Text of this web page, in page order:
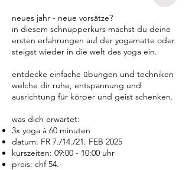
neues jahr - neue vorsätze?
in diesem schnupperkurs machst du deine
ersten erfahrungen auf der yogamatte oder
steigst wieder in die welt des yoga ein.
entdecke einfache übungen und techniken
welche dir ruhe, entspannung und
ausrichtung für körper und geist schenken.
was dich erwartet:
3x yoga à 60 minuten
datum: FR 7./14./21. FEB 2025
kurszeiten: 09:00 - 10:00 uhr
preis: chf 54.-